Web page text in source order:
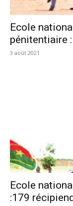
Ecole
pénitentiaire
3 août 2021
Ecole
:179